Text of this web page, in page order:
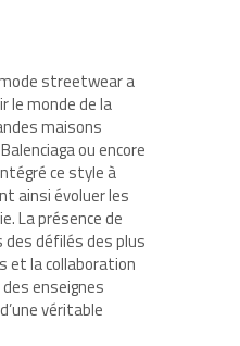
streetwear a
le monde de la
maisons
ou encore
ce style à
ainsi évoluer les
La présence de
défilés des plus
et la collaboration
enseignes
véritable